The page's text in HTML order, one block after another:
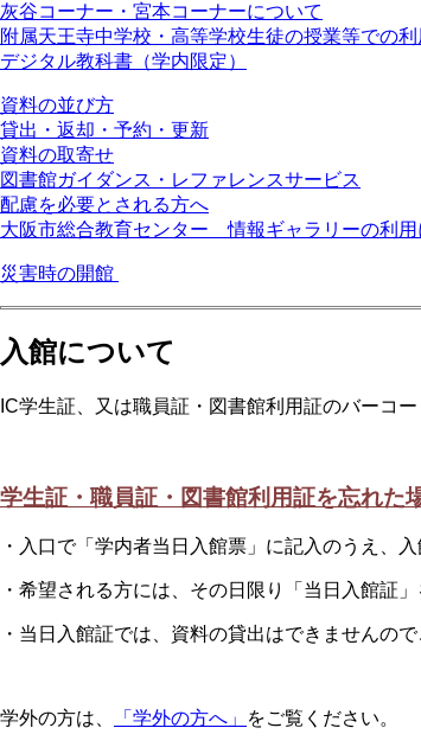
灰谷コーナー・宮本コーナーについて
附属天王寺中学校・高等学校生徒の授業等での利
デジタル教科書（学内限定）
資料の並び方
貸出・返却・予約・更新
資料の取寄せ
図書館ガイダンス・レファレンスサービス
配慮を必要とされる方へ
大阪市総合教育センター 情報ギャラリーの利用
災害時の開館
入館について
IC学生証、又は職員証・図書館利用証のバーコ
学生証・職員証・図書館利用証を忘れた
・入口で「学内者当日入館票」に記入のうえ、入
・希望される方には、その日限り「当日入館証」
・当日入館証では、資料の貸出はできませんので
学外の方は、 「学外の方へ」 をご覧ください。